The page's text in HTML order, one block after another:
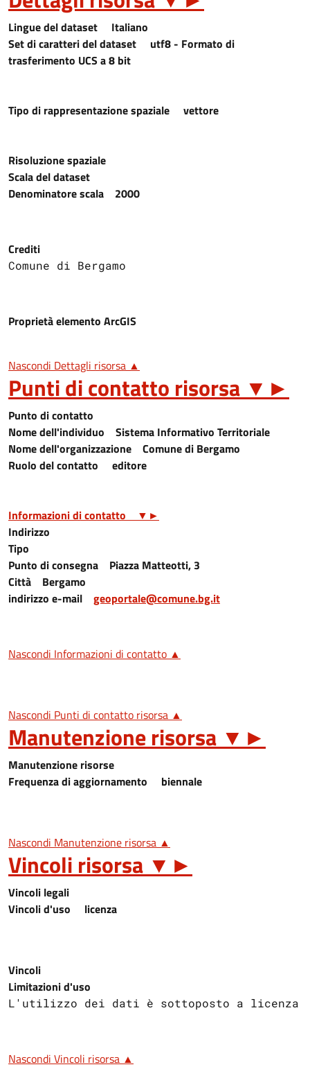
Lingue del dataset Italiano
Set di caratteri del dataset utf8 - Formato di
trasferimento UCS a 8 bit
Tipo di rappresentazione spaziale vettore
Risoluzione spaziale
Scala del dataset
Denominatore scala 2000
Crediti
Comune di Bergamo
Proprietà elemento ArcGIS
Nascondi Dettagli risorsa ▲
Punti di contatto risorsa ▼ ►
Punto di contatto
Nome dell'individuo Sistema Informativo Territoriale
Nome dell'organizzazione Comune di Bergamo
Ruolo del contatto editore
Informazioni di contatto ▼ ►
Indirizzo
Tipo
Punto di consegna Piazza Matteotti, 3
Città Bergamo
indirizzo e-mail
geoportale@comune.bg.it
Nascondi Informazioni di contatto ▲
Nascondi Punti di contatto risorsa ▲
Manutenzione risorsa ▼ ►
Manutenzione risorse
Frequenza di aggiornamento biennale
Nascondi Manutenzione risorsa ▲
Vincoli risorsa ▼ ►
Vincoli legali
Vincoli d'uso licenza
Vincoli
Limitazioni d'uso
L'utilizzo dei dati è sottoposto a licenza
Nascondi Vincoli risorsa ▲